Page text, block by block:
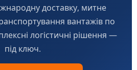
доставку, митне
вантажів по
логістичні рішення —
під ключ.